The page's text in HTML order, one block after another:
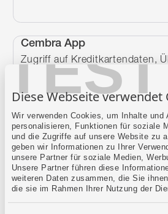
TEST
Diese Webseite verwendet
Wir verwenden Cookies, um Inhalte und
personalisieren, Funktionen für soziale
und die Zugriffe auf unsere Website zu
geben wir Informationen zu Ihrer
unsere Partner für soziale Medien,
Unsere Partner führen diese
weiteren Daten zusammen, die Sie
die sie im Rahmen Ihrer Nutzung der
Cembra App
Zugriff auf Kreditkartendaten,
deine Karten-Aktivitäten und
Hilfe im Notfall
Du möchtest deine Karte